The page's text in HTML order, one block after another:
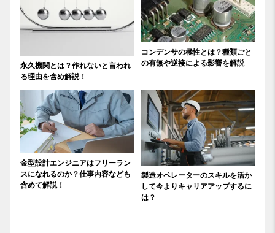
永久機関とは？作れないと言われ
る理由を含め解説！
コンデンサの極性とは？種類ごと
の有無や逆接による影響を解説
金型設計エンジニアはフリーラン
スになれるのか？仕事内容なども
含めて解説！
製造オペレーターのスキルを活か
して今よりキャリアアップするに
は？